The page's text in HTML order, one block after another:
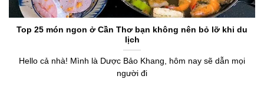
Top 25 món ngon ở Cần Thơ bạn không nên bỏ lỡ khi du
lịch
Hello cả nhà! Mình là Dược Bảo Khang, hôm nay sẽ dẫn mọi
người đi